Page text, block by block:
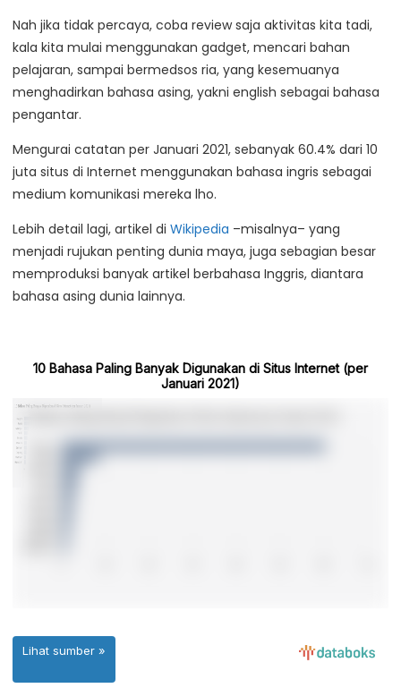
Nah jika tidak percaya, coba review saja aktivitas kita tadi,
kala kita mulai menggunakan gadget, mencari bahan
pelajaran, sampai bermedsos ria, yang kesemuanya
menghadirkan bahasa asing, yakni english sebagai bahasa
pengantar.
Mengurai catatan per Januari 2021, sebanyak 60.4% dari 10
juta situs di Internet menggunakan bahasa ingris sebagai
medium komunikasi mereka lho.
Lebih detail lagi, artikel di Wikipedia –misalnya– yang
menjadi rujukan penting dunia maya, juga sebagian besar
memproduksi banyak artikel berbahasa Inggris, diantara
bahasa asing dunia lainnya.